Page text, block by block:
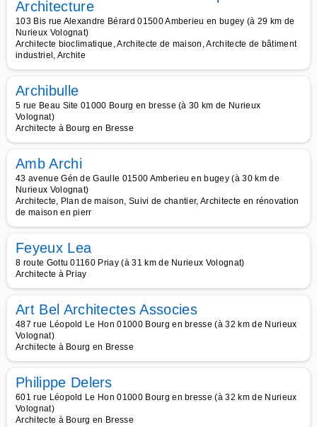
Architecture
103 Bis rue Alexandre Bérard 01500 Amberieu en bugey (à 29 km de
Nurieux Volognat)
Architecte bioclimatique, Architecte de maison, Architecte de bâtiment
industriel, Archite
Archibulle
5 rue Beau Site 01000 Bourg en bresse (à 30 km de Nurieux
Volognat)
Architecte à Bourg en Bresse
Amb Archi
43 avenue Gén de Gaulle 01500 Amberieu en bugey (à 30 km de
Nurieux Volognat)
Architecte, Plan de maison, Suivi de chantier, Architecte en rénovation
de maison en pierr
Feyeux Lea
8 route Gottu 01160 Priay (à 31 km de Nurieux Volognat)
Architecte à Priay
Art Bel Architectes Associes
487 rue Léopold Le Hon 01000 Bourg en bresse (à 32 km de Nurieux
Volognat)
Architecte à Bourg en Bresse
Philippe Delers
601 rue Léopold Le Hon 01000 Bourg en bresse (à 32 km de Nurieux
Volognat)
Architecte à Bourg en Bresse